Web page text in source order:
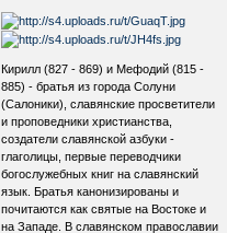
Кирилл (827 - 869) и Мефодий (815 -
885) - братья из города Солуни
(Салоники), славянские просветители
и проповедники христианства,
создатели славянской азбуки -
глаголицы, первые переводчики
богослужебных книг на славянский
язык. Братья канонизированы и
почитаются как святые на Востоке и
на Западе. В славянском православии